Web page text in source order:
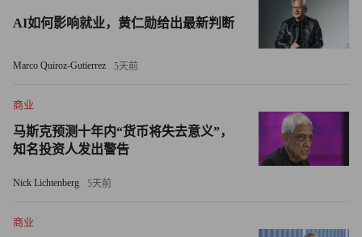
尽管如此，多数与会嘉宾仍看好开源AI模型。
资产。她解释称：“模型必须具备可审计性，不能成为‘黑
箱’，而这正是开源模型的优势所在。”
陈业鹏进一步指出，企业使用开源模型，还能避免过度依赖
开发模型的科技公司。
他警告称：“闭源模型的问题在于，科技公司可以随时修改
AI如何影响就业，黄仁勋给出最新判断
Marco Quiroz-Gutierrez 5天前
商业
马斯克预测十年内“货币将失去意义”，
知名投资人发出警告
Nick Lichtenberg 5天前
商业